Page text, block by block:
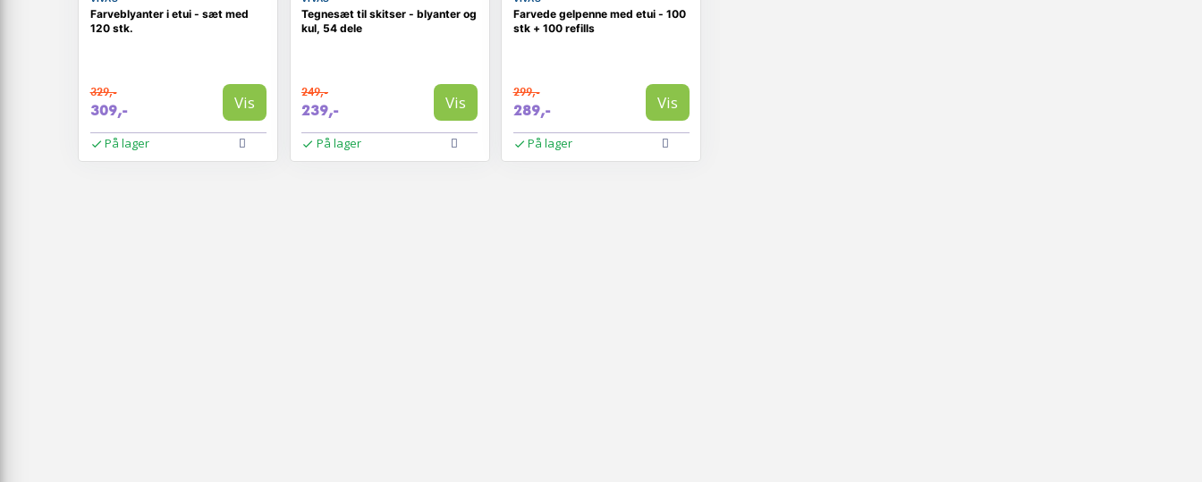
Farveblyanter i etui - sæt med
120 stk.
329,-
309,- Vis
På lager
Tegnesæt til skitser - blyanter og
kul, 54 dele
249,-
239,- Vis
På lager
Farvede gelpenne med etui - 100
stk + 100 refills
299,-
289,- Vis
På lager